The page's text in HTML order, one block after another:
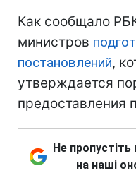
Как сообщало
министров
постановлений,
утверждается
предоставления
Не
на наші